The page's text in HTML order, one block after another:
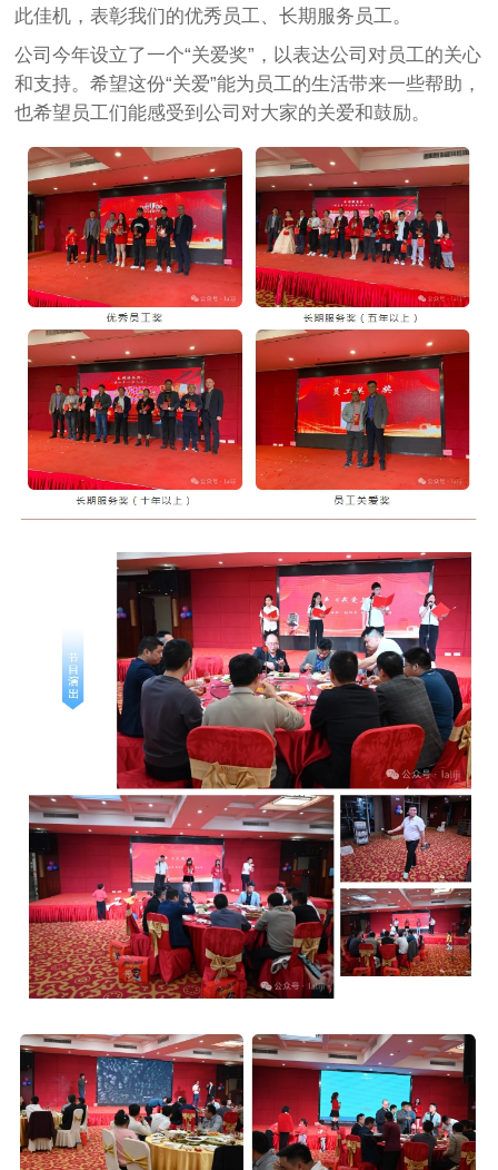
此佳机，表彰我们的优秀员工、长期服务员工。
公司今年设立了一个“关爱奖”，以表达公司对员工的关心
和支持。希望这份“关爱”能为员工的生活带来一些帮助，
也希望员工们能感受到公司对大家的关爱和鼓励。